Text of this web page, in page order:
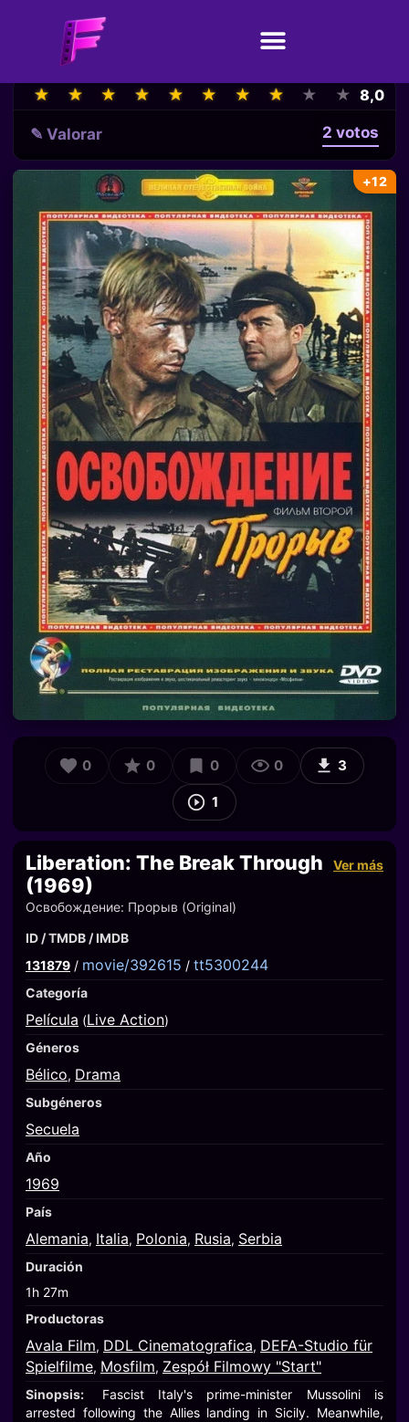
★
★ ★
★ ★
★ ★
★ ★
★ ★
★ ★
★ ★
★ ★
★ ★
★ 8,0
✎ Valorar 2 votos
+12
0 0 0 0 3
1
Liberation: The Break Through
(1969)
Ver más
Освобождение: Прорыв (Original)
ID / TMDB / IMDB
131879 / movie/392615 / tt5300244
Categoría
Película (Live Action)
Géneros
Bélico, Drama
Subgéneros
Secuela
Año
1969
País
Alemania, Italia, Polonia, Rusia, Serbia
Duración
1h 27m
Productoras
Avala Film, DDL Cinematografica, DEFA-Studio für
Spielfilme, Mosfilm, Zespół Filmowy "Start"
Sinopsis:
Fascist Italy's prime-minister Mussolini is
arrested following the Allies landing in Sicily. Meanwhile,